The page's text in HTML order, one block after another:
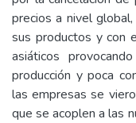
precios a nivel
sus productos y con
asiáticos
producción y poca
las empresas se
que se acoplen a las